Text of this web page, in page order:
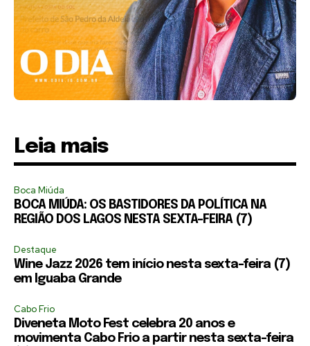
Leia mais
Boca Miúda
BOCA MIÚDA: OS BASTIDORES DA POLÍTICA NA
REGIÃO DOS LAGOS NESTA SEXTA-FEIRA (7)
Destaque
Wine Jazz 2026 tem início nesta sexta-feira (7)
em Iguaba Grande
Cabo Frio
Diveneta Moto Fest celebra 20 anos e
movimenta Cabo Frio a partir nesta sexta-feira